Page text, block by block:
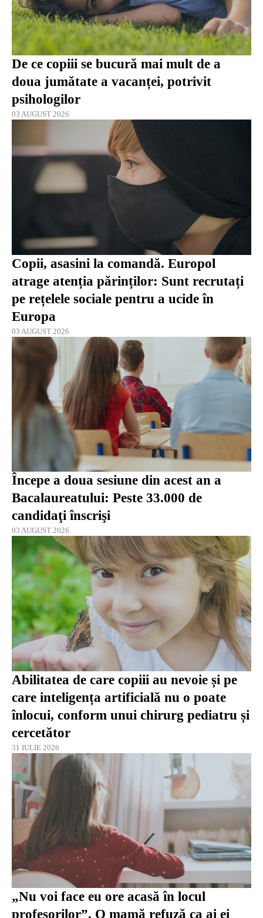
De ce copiii se bucură mai mult de a
doua jumătate a vacanței, potrivit
psihologilor
03 AUGUST 2026
Copii, asasini la comandă. Europol
atrage atenția părinților: Sunt recrutați
pe rețelele sociale pentru a ucide în
Europa
03 AUGUST 2026
Începe a doua sesiune din acest an a
Bacalaureatului: Peste 33.000 de
candidaţi înscrişi
03 AUGUST 2026
Abilitatea de care copiii au nevoie și pe
care inteligența artificială nu o poate
înlocui, conform unui chirurg pediatru și
cercetător
31 IULIE 2026
„Nu voi face eu ore acasă în locul
profesorilor”. O mamă refuză ca ai ei